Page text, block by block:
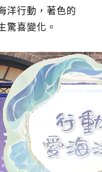
洋行動，著色的
驚喜變化。